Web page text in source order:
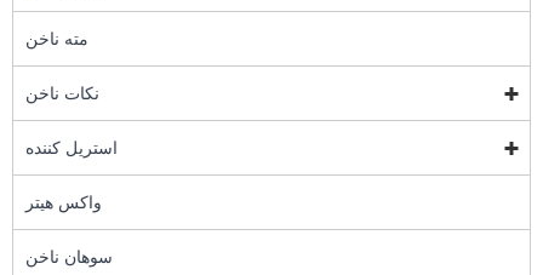
مته ناخن
نکات ناخن
استریل کننده
واکس هیتر
سوهان ناخن